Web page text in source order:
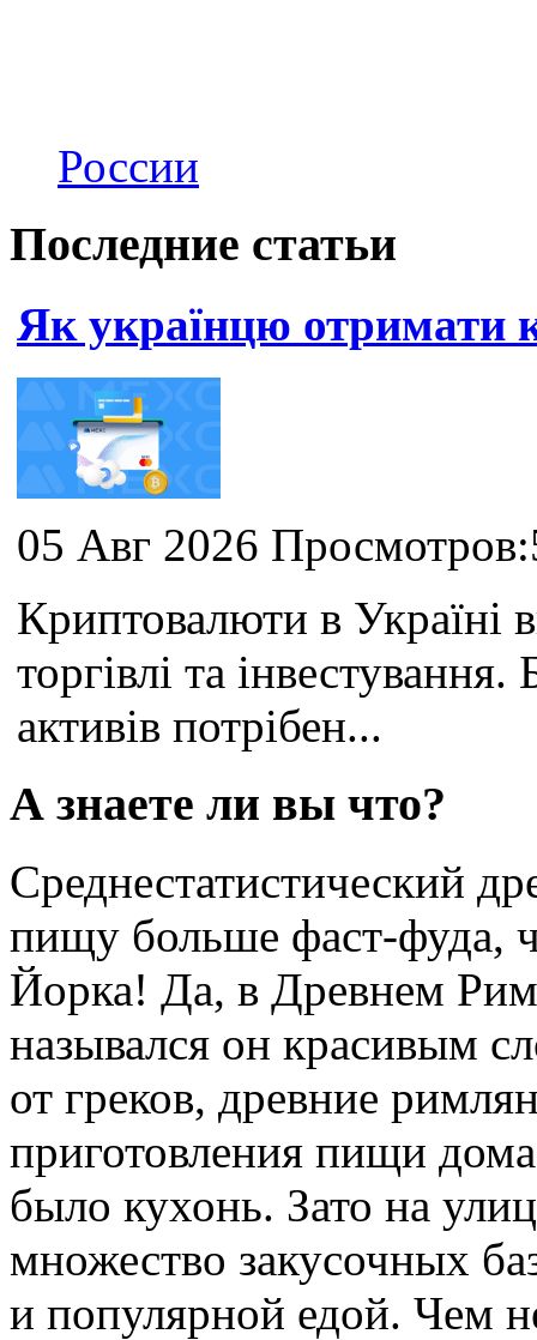
России
Последние статьи
Як українцю отримати
05 Авг 2026
Криптовалюти в Україні
торгівлі та
активів потрібен...
А знаете ли вы что?
Среднестатистический
пищу больше фаст-фуда,
Йорка! Да, в Древнем
назывался он красивым
от греков, древние
приготовления пищи
было кухонь. Зато на
множество закусочных
и популярной едой. Чем